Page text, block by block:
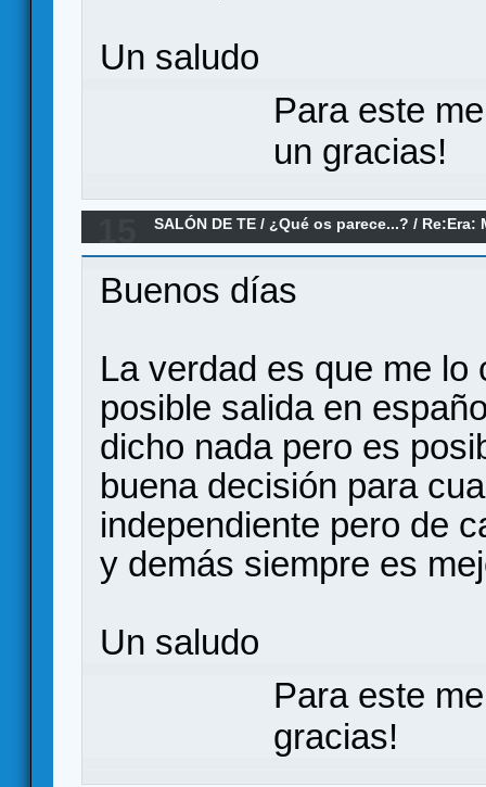
Un saludo
Para este
un gracias!
SALÓN DE TE /¿Qué os parece...? / Re:Era:
Buenos días
La verdad es que me
posible salida en
dicho nada pero es
buena decisión para
independiente pero de
y demás siempre es
Un saludo
Para este
gracias!